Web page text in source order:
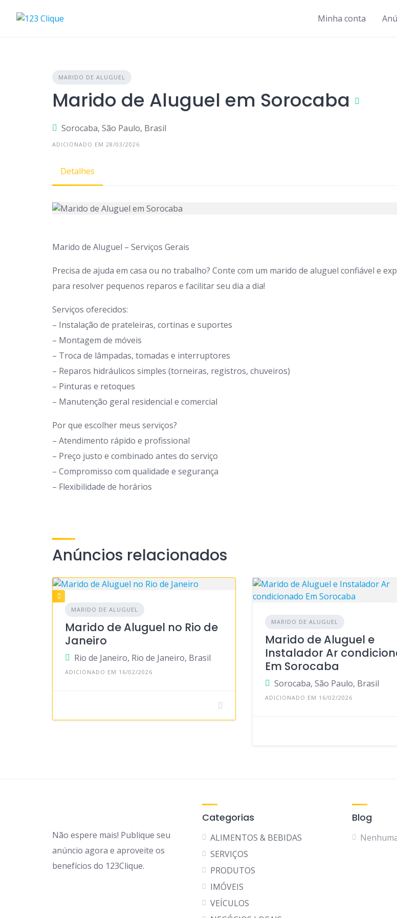
Minha conta
MARIDO DE ALUGUEL
Marido de Aluguel em Sorocaba
Sorocaba, São Paulo, Brasil
ADICIONADO EM 28/03/2026
Detalhes
Marido de Aluguel – Serviços Gerais
Precisa de ajuda em casa ou no trabalho? Conte com um marido de aluguel confiável e
para resolver pequenos reparos e facilitar seu dia a dia!
Serviços oferecidos:
– Instalação de prateleiras, cortinas e suportes
– Montagem de móveis
– Troca de lâmpadas, tomadas e interruptores
– Reparos hidráulicos simples (torneiras, registros, chuveiros)
– Pinturas e retoques
– Manutenção geral residencial e comercial
Por que escolher meus serviços?
– Atendimento rápido e profissional
– Preço justo e combinado antes do serviço
– Compromisso com qualidade e segurança
– Flexibilidade de horários
Anúncios relacionados
MARIDO DE ALUGUEL
Marido de Aluguel no Rio de
Janeiro
Rio de Janeiro, Rio de Janeiro, Brasil
ADICIONADO EM 16/02/2026
MARIDO DE ALUGUEL
Marido de Aluguel e
Instalador Ar
Em Sorocaba
Sorocaba, São Paulo, Brasil
ADICIONADO EM 16/02/2026
Não espere mais! Publique seu
anúncio agora e aproveite os
benefícios do 123Clique.
Categorias
ALIMENTOS & BEBIDAS
SERVIÇOS
PRODUTOS
IMÓVEIS
VEÍCULOS
Blog